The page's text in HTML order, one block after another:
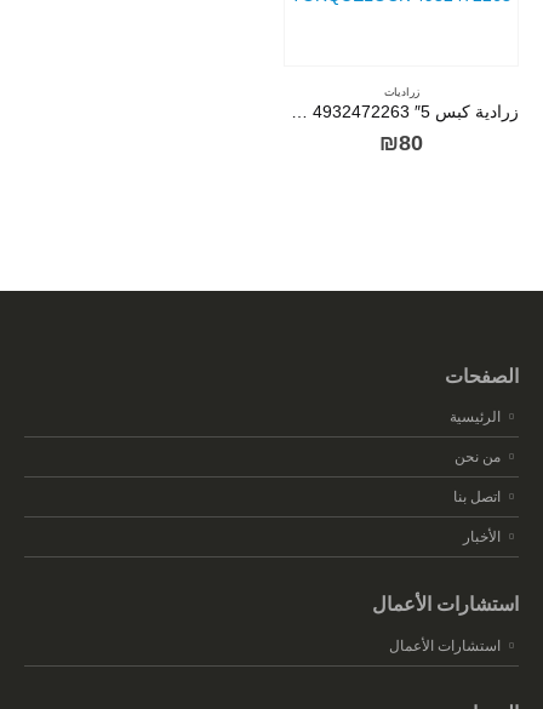
زراديات
زرادية كبس 5″ MILWAUKEE TORQUELOCK 4932472263
₪80
الصفحات
الرئيسية
من نحن
اتصل بنا
الأخبار
استشارات الأعمال
استشارات الأعمال